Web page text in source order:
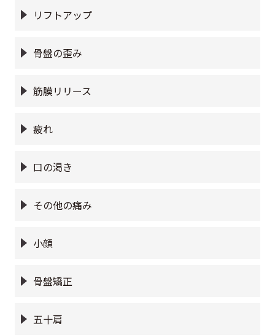
リフトアップ
骨盤の歪み
筋膜リリース
疲れ
口の渇き
その他の痛み
小顔
骨盤矯正
五十肩